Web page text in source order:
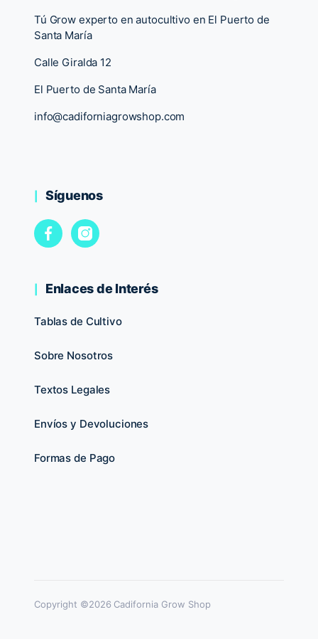
Tú Grow experto en autocultivo en El Puerto de
Santa María
Calle Giralda 12
El Puerto de Santa María
info@cadiforniagrowshop.com
Síguenos
Enlaces de Interés
Tablas de Cultivo
Sobre Nosotros
Textos Legales
Envíos y Devoluciones
Formas de Pago
Copyright ©2026 Cadifornia Grow Shop